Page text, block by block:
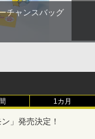
チャンスバッグ
1カ月
」発売決定！